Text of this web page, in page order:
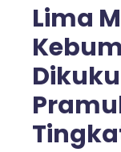
Lima